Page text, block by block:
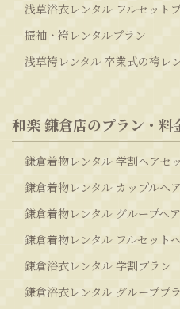
浅草浴衣レンタル フルセット
振袖・袴レンタルプラン
浅草袴レンタル 卒業式の袴レ
和楽 鎌倉店のプラン・料
鎌倉着物レンタル 学割ヘアセ
鎌倉着物レンタル カップルヘ
鎌倉着物レンタル グループヘ
鎌倉着物レンタル フルセット
鎌倉浴衣レンタル 学割プラン
鎌倉浴衣レンタル グループプ